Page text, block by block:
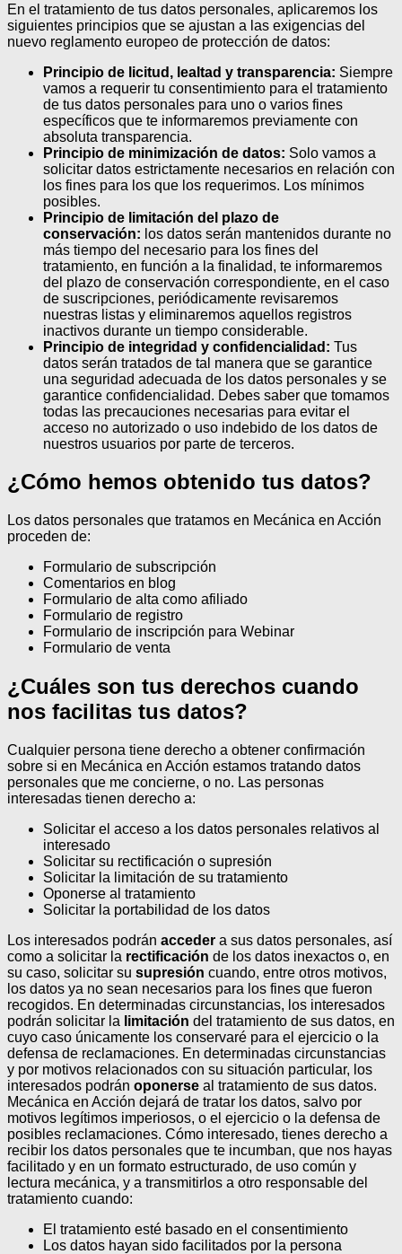
En el tratamiento de tus datos personales, aplicaremos los
siguientes principios que se ajustan a las exigencias del
nuevo reglamento europeo de protección de datos:
Principio de licitud, lealtad y transparencia: Siempre
vamos a requerir tu consentimiento para el tratamiento
de tus datos personales para uno o varios fines
específicos que te informaremos previamente con
absoluta transparencia.
Principio de minimización de datos: Solo vamos a
solicitar datos estrictamente necesarios en relación con
los fines para los que los requerimos. Los mínimos
posibles.
Principio de limitación del plazo de
conservación: los datos serán mantenidos durante no
más tiempo del necesario para los fines del
tratamiento, en función a la finalidad, te informaremos
del plazo de conservación correspondiente, en el caso
de suscripciones, periódicamente revisaremos
nuestras listas y eliminaremos aquellos registros
inactivos durante un tiempo considerable.
Principio de integridad y confidencialidad: Tus
datos serán tratados de tal manera que se garantice
una seguridad adecuada de los datos personales y se
garantice confidencialidad. Debes saber que tomamos
todas las precauciones necesarias para evitar el
acceso no autorizado o uso indebido de los datos de
nuestros usuarios por parte de terceros.
¿Cómo hemos obtenido tus datos?
Los datos personales que tratamos en Mecánica en Acción
proceden de:
Formulario de subscripción
Comentarios en blog
Formulario de alta como afiliado
Formulario de registro
Formulario de inscripción para Webinar
Formulario de venta
¿Cuáles son tus derechos cuando
nos facilitas tus datos?
Cualquier persona tiene derecho a obtener confirmación
sobre si en Mecánica en Acción estamos tratando datos
personales que me concierne, o no. Las personas
interesadas tienen derecho a:
Solicitar el acceso a los datos personales relativos al
interesado
Solicitar su rectificación o supresión
Solicitar la limitación de su tratamiento
Oponerse al tratamiento
Solicitar la portabilidad de los datos
Los interesados podrán acceder a sus datos personales, así
como a solicitar la rectificación de los datos inexactos o, en
su caso, solicitar su supresión cuando, entre otros motivos,
los datos ya no sean necesarios para los fines que fueron
recogidos. En determinadas circunstancias, los interesados
podrán solicitar la limitación del tratamiento de sus datos, en
cuyo caso únicamente los conservaré para el ejercicio o la
defensa de reclamaciones. En determinadas circunstancias
y por motivos relacionados con su situación particular, los
interesados podrán oponerse al tratamiento de sus datos.
Mecánica en Acción dejará de tratar los datos, salvo por
motivos legítimos imperiosos, o el ejercicio o la defensa de
posibles reclamaciones. Cómo interesado, tienes derecho a
recibir los datos personales que te incumban, que nos hayas
facilitado y en un formato estructurado, de uso común y
lectura mecánica, y a transmitirlos a otro responsable del
tratamiento cuando:
El tratamiento esté basado en el consentimiento
Los datos hayan sido facilitados por la persona